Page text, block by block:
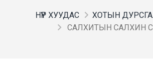
НҮҮР ХУУДАС
ХОТЫН
САЛХИТЫН САЛХИН